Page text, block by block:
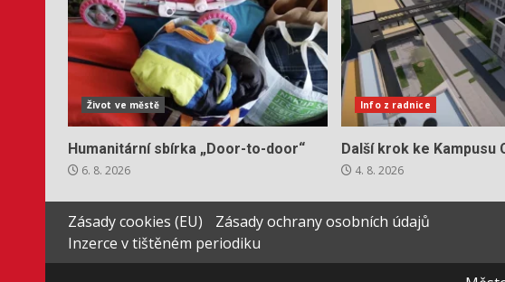
Život ve městě
Humanitární sbírka „Door-to-door“
6. 8. 2026
Info z radnice
Další krok ke Kampusu
4. 8. 2026
Zásady cookies (EU)
Zásady ochrany osobních údajů
Inzerce v tištěném periodiku